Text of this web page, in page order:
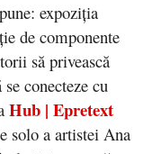
expoziția
de componente
să privească
conecteze cu
Hub | Epretext
solo a artistei Ana